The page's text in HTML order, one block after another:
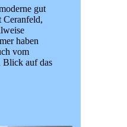
gut
Ceranfeld,
haben
vom
Blick auf das